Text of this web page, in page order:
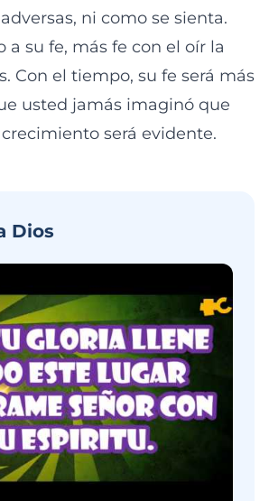
ni como se sienta.
a su fe, más fe con el oír la
Con el tiempo, su fe será más
usted jamás imaginó que
será evidente.
Dios